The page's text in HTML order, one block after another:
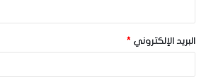
البريد الإلكتروني *